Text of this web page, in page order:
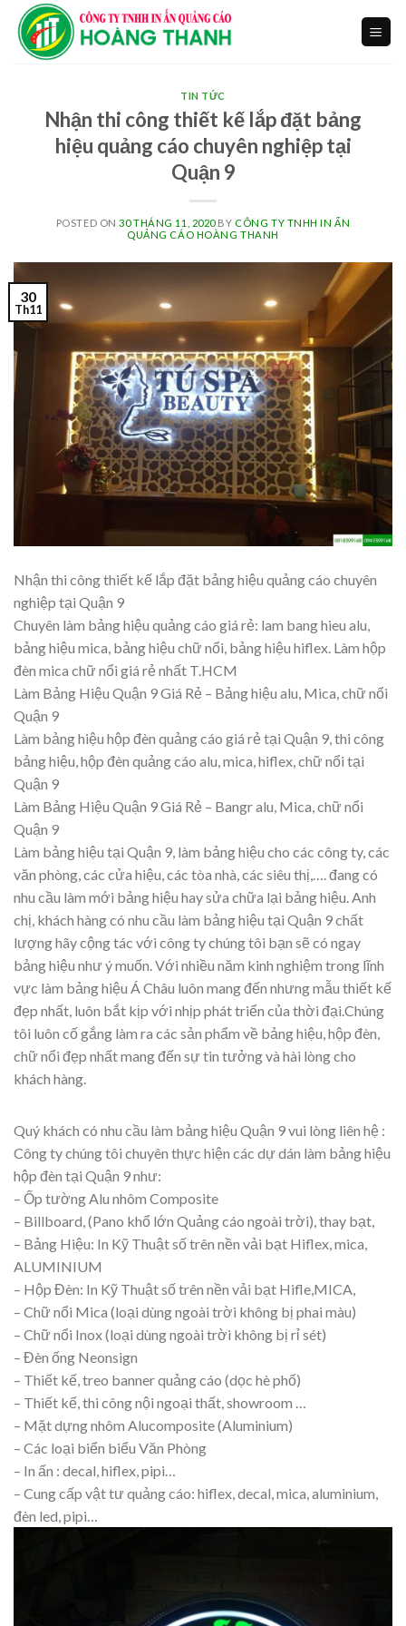
Skip
content
TIN TỨC
Nhận thi công thiết kế lắp đặt bảng
hiệu quảng cáo chuyên nghiệp tại
Quận 9
POSTED ON30 THÁNG 11, 2020BY CÔNG TY TNHH IN ẤN
QUẢNG CÁO HOÀNG THANH
30
Th11
Nhận thi công thiết kế lắp đặt bảng hiệu quảng cáo chuyên
nghiệp tại Quận 9
Chuyên làm bảng hiệu quảng cáo giá rẻ: lam bang hieu alu,
bảng hiệu mica, bảng hiệu chữ nổi, bảng hiệu hiflex. Làm hộp
đèn mica chữ nổi giá rẻ nhất T.HCM
Làm Bảng Hiệu Quận 9 Giá Rẻ – Bảng hiệu alu, Mica, chữ nổi
Quận 9
Làm bảng hiệu hộp đèn quảng cáo giá rẻ tại Quận 9, thi công
bảng hiệu, hộp đèn quảng cáo alu, mica, hiflex, chữ nổi tại
Quận 9
Làm Bảng Hiệu Quận 9 Giá Rẻ – Bangr alu, Mica, chữ nổi
Quận 9
Làm bảng hiệu tại Quận 9, làm bảng hiệu cho các công ty, các
văn phòng, các cửa hiệu, các tòa nhà, các siêu thị,…. đang có
nhu cầu làm mới bảng hiệu hay sửa chữa lại bảng hiệu. Anh
chị, khách hàng có nhu cầu làm bảng hiệu tại Quận 9 chất
lượng hãy cộng tác với công ty chúng tôi bạn sẽ có ngay
bảng hiệu như ý muốn. Với nhiều năm kinh nghiệm trong lĩnh
vực làm bảng hiệu Á Châu luôn mang đến nhưng mẫu thiết kế
đẹp nhất, luôn bắt kịp với nhịp phát triển của thời đại.Chúng
tôi luôn cố gắng làm ra các sản phẩm về bảng hiệu, hộp đèn,
chữ nổi đẹp nhất mang đến sự tin tưởng và hài lòng cho
khách hàng.
Quý khách có nhu cầu làm bảng hiệu Quận 9 vui lòng liên hệ :
Công ty chúng tôi chuyên thực hiện các dự dán làm bảng hiệu
hộp đèn tại Quận 9 như:
– Ốp tường Alu nhôm Composite
– Billboard, (Pano khổ lớn Quảng cáo ngoài trời), thay bạt,
– Bảng Hiệu: In Kỹ Thuật số trên nền vải bạt Hiflex, mica,
ALUMINIUM
– Hộp Đèn: In Kỹ Thuật số trên nền vải bạt Hifle,MICA,
– Chữ nổi Mica (loại dùng ngoài trời không bị phai màu)
– Chữ nổi Inox (loại dùng ngoài trời không bị rỉ sét)
– Đèn ống Neonsign
– Thiết kế, treo banner quảng cáo (dọc hè phố)
– Thiết kế, thi công nội ngoại thất, showroom …
– Mặt dựng nhôm Alucomposite (Aluminium)
– Các loại biển biểu Văn Phòng
– In ấn : decal, hiflex, pipi…
– Cung cấp vật tư quảng cáo: hiflex, decal, mica, aluminium,
đèn led, pipi…